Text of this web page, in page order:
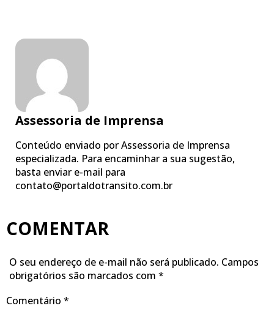
Assessoria de Imprensa
Conteúdo enviado por Assessoria de Imprensa
especializada. Para encaminhar a sua sugestão,
basta enviar e-mail para
contato@portaldotransito.com.br
COMENTAR
O seu endereço de e-mail não será publicado. Campos
obrigatórios são marcados com *
Comentário *